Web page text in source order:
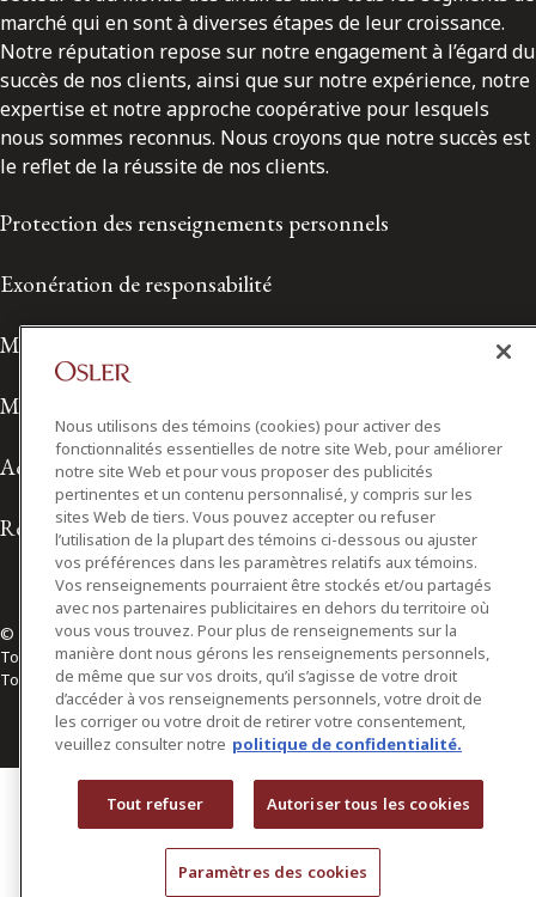
marché qui en sont à diverses étapes de leur croissance.
Notre réputation repose sur notre engagement à l’égard du
succès de nos clients, ainsi que sur notre expérience, notre
expertise et notre approche coopérative pour lesquels
nous sommes reconnus. Nous croyons que notre succès est
le reflet de la réussite de nos clients.
Protection des renseignements personnels
Exonération de responsabilité
Modalités de prestation de services
Modalités d'utilisation
Accessibilité
Relations avec les médias
© 2026 Osler, Hoskin & Harcourt S.E.N.C.R.L./s.r.l.
Tous droits réservés
Toronto | Montréal | Calgary | Vancouver | Ottawa | New York
Nous utilisons des témoins (cookies) pour activer des
fonctionnalités essentielles de notre site Web, pour améliorer
notre site Web et pour vous proposer des publicités
pertinentes et un contenu personnalisé, y compris sur les
sites Web de tiers. Vous pouvez accepter ou refuser
l’utilisation de la plupart des témoins ci-dessous ou ajuster
vos préférences dans les paramètres relatifs aux témoins.
Vos renseignements pourraient être stockés et/ou partagés
avec nos partenaires publicitaires en dehors du territoire où
vous vous trouvez. Pour plus de renseignements sur la
manière dont nous gérons les renseignements personnels,
de même que sur vos droits, qu’il s’agisse de votre droit
d’accéder à vos renseignements personnels, votre droit de
les corriger ou votre droit de retirer votre consentement,
veuillez consulter notre politique de confidentialité.
Tout refuser Autoriser tous les cookies
Paramètres des cookies